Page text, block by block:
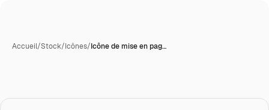
Accueil/Stock/Icônes/Icône de mise en pag…